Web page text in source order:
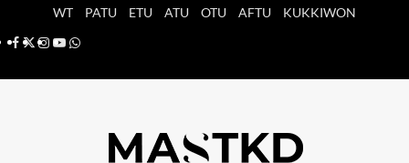
WT PATU ETU ATU OTU AFTU
KUKKIWON
Facebook
X Instagram
YouTube
Whatsapp